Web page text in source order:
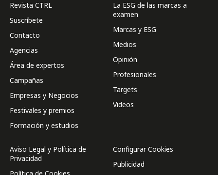
Revista CTRL
Suscríbete
Contacto
Agencias
Área de expertos
Campañas
Empresas y Negocios
Festivales y premios
Formación y estudios
La ESG de las marcas a
examen
Marcas y ESG
Medios
Opinión
Profesionales
Targets
Videos
Aviso Legal y Política de
Privacidad
Configurar Cookies
Publicidad